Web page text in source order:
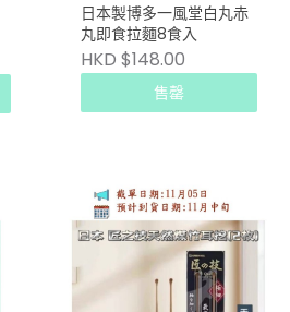
日本製博多一風堂白丸赤
丸即食拉麵8食入
HKD $148.00
售罄